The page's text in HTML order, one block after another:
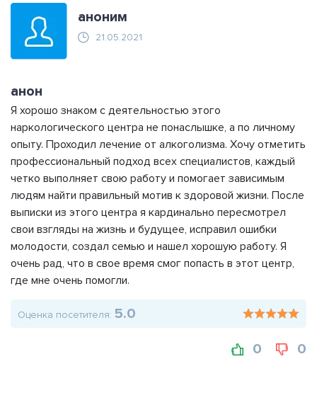
аноним
21.05.2021
анон
Я хорошо знаком с деятельностью этого
наркологического центра не понаслышке, а по личному
опыту. Проходил лечение от алкоголизма. Хочу отметить
профессиональный подход всех специалистов, каждый
четко выполняет свою работу и помогает зависимым
людям найти правильный мотив к здоровой жизни. После
выписки из этого центра я кардинально пересмотрел
свои взгляды на жизнь и будущее, исправил ошибки
молодости, создал семью и нашел хорошую работу. Я
очень рад, что в свое время смог попасть в этот центр,
где мне очень помогли.
Оценка посетителя: 5.0
0 0